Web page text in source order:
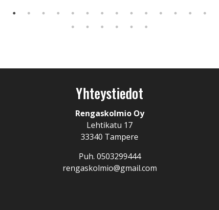
Yhteystiedot
Rengaskolmio Oy
Lehtikatu 17
33340 Tampere
Puh. 0503299444
rengaskolmio@gmail.com